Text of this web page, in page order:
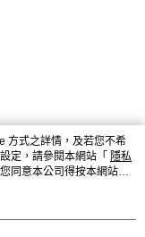
方式之詳情，及若您不希
定，請參閱本網站「 隱私
同意本公司得按本網站使